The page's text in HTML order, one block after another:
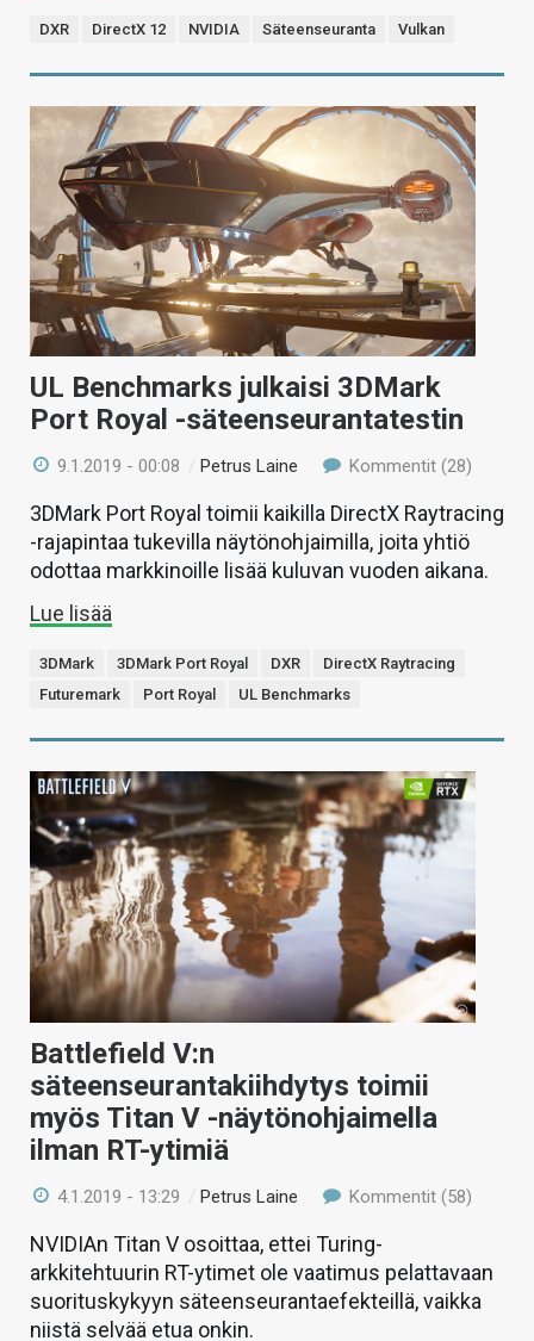
DXR DirectX 12 NVIDIA Säteenseuranta Vulkan
UL Benchmarks julkaisi 3DMark
Port Royal -säteenseurantatestin
9.1.2019 - 00:08 /Petrus Laine Kommentit (28)
3DMark Port Royal toimii kaikilla DirectX Raytracing
-rajapintaa tukevilla näytönohjaimilla, joita yhtiö
odottaa markkinoille lisää kuluvan vuoden aikana.
Lue lisää
3DMark 3DMark Port Royal DXR
DirectX Raytracing
Futuremark
Port Royal UL Benchmarks
Battlefield V:n
säteenseurantakiihdytys toimii
myös Titan V -näytönohjaimella
ilman RT-ytimiä
4.1.2019 - 13:29 /Petrus Laine Kommentit (58)
NVIDIAn Titan V osoittaa, ettei Turing-
arkkitehtuurin RT-ytimet ole vaatimus pelattavaan
suorituskykyyn säteenseurantaefekteillä, vaikka
niistä selvää etua onkin.